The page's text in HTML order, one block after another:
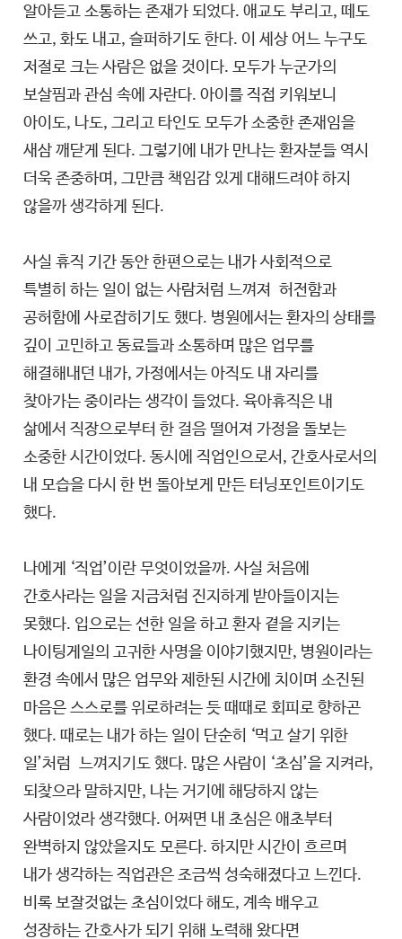
알아듣고 소통하는 존재가 되었다. 애교도 부리고, 떼도
쓰고, 화도 내고, 슬퍼하기도 한다. 이 세상 어느 누구도
저절로 크는 사람은 없을 것이다. 모두가 누군가의
보살핌과 관심 속에 자란다. 아이를 직접 키워보니
아이도, 나도, 그리고 타인도 모두가 소중한 존재임을
새삼 깨닫게 된다. 그렇기에 내가 만나는 환자분들 역시
더욱 존중하며, 그만큼 책임감 있게 대해드려야 하지
않을까 생각하게 된다.
사실 휴직 기간 동안 한편으로는 내가 사회적으로
특별히 하는 일이 없는 사람처럼 느껴져 허전함과
공허함에 사로잡히기도 했다. 병원에서는 환자의 상태를
깊이 고민하고 동료들과 소통하며 많은 업무를
해결해내던 내가, 가정에서는 아직도 내 자리를
찾아가는 중이라는 생각이 들었다. 육아휴직은 내
삶에서 직장으로부터 한 걸음 떨어져 가정을 돌보는
소중한 시간이었다. 동시에 직업인으로서, 간호사로서의
내 모습을 다시 한 번 돌아보게 만든 터닝포인트이기도
했다.
나에게 ‘직업’이란 무엇이었을까. 사실 처음에
간호사라는 일을 지금처럼 진지하게 받아들이지는
못했다. 입으로는 선한 일을 하고 환자 곁을 지키는
나이팅게일의 고귀한 사명을 이야기했지만, 병원이라는
환경 속에서 많은 업무와 제한된 시간에 치이며 소진된
마음은 스스로를 위로하려는 듯 때때로 회피로 향하곤
했다. 때로는 내가 하는 일이 단순히 ‘먹고 살기 위한
일’처럼 느껴지기도 했다. 많은 사람이 ‘초심’을 지켜라,
되찾으라 말하지만, 나는 거기에 해당하지 않는
사람이었라 생각했다. 어쩌면 내 초심은 애초부터
완벽하지 않았을지도 모른다. 하지만 시간이 흐르며
내가 생각하는 직업관은 조금씩 성숙해졌다고 느낀다.
비록 보잘것없는 초심이었다 해도, 계속 배우고
성장하는 간호사가 되기 위해 노력해 왔다면